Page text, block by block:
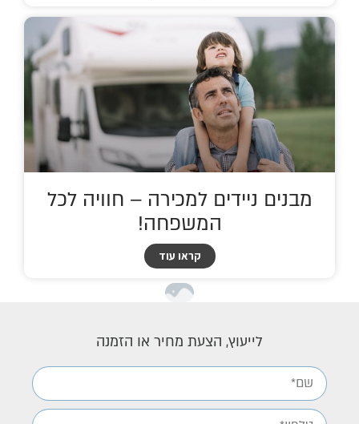
מבנים ניידים למכירה – חוויה לכל
המשפחה!
קראו עוד
לייעוץ, הצעת מחיר או הזמנה